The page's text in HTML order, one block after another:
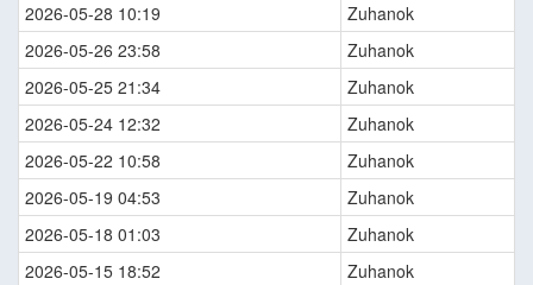
2026-05-28 10:19
Zuhanok
2026-05-26 23:58
Zuhanok
2026-05-25 21:34
Zuhanok
2026-05-24 12:32
Zuhanok
2026-05-22 10:58
Zuhanok
2026-05-19 04:53
Zuhanok
2026-05-18 01:03
Zuhanok
2026-05-15 18:52
Zuhanok